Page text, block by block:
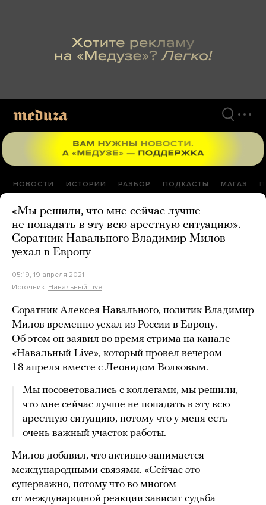
НОВОСТИ ИСТОРИИ РАЗБОР ПОДКАСТЫ МАГАЗ
«Мы решили, что мне сейчас лучше
не попадать в эту всю арестную ситуацию».
Соратник Навального Владимир Милов
уехал в Европу
05:19, 19 апреля 2021
Источник: Навальный Live
Соратник Алексея Навального, политик Владимир
Милов временно уехал из России в Европу.
Об этом он заявил во время стрима на канале
«Навальный Live», который провел вечером
18 апреля вместе с Леонидом Волковым.
Мы посоветовались с коллегами, мы решили,
что мне сейчас лучше не попадать в эту всю
арестную ситуацию, потому что у меня есть
очень важный участок работы.
Милов добавил, что активно занимается
международными связями. «Сейчас это
суперважно, потому что во многом
от международной реакции зависит судьба